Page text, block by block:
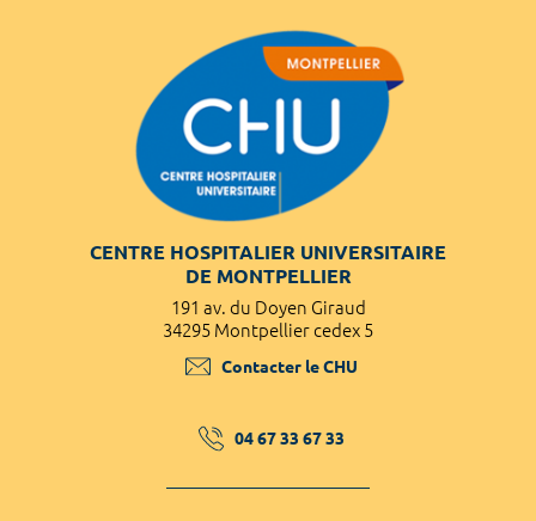
CENTRE HOSPITALIER UNIVERSITAIRE
DE MONTPELLIER
191 av. du Doyen Giraud
34295 Montpellier cedex 5
Contacter le CHU
04 67 33 67 33